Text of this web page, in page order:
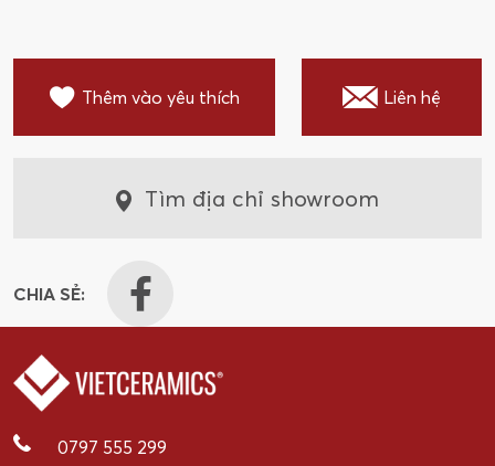
Thêm vào yêu thích Liên hệ
Tìm địa chỉ showroom
CHIA SẺ:
0797 555 299